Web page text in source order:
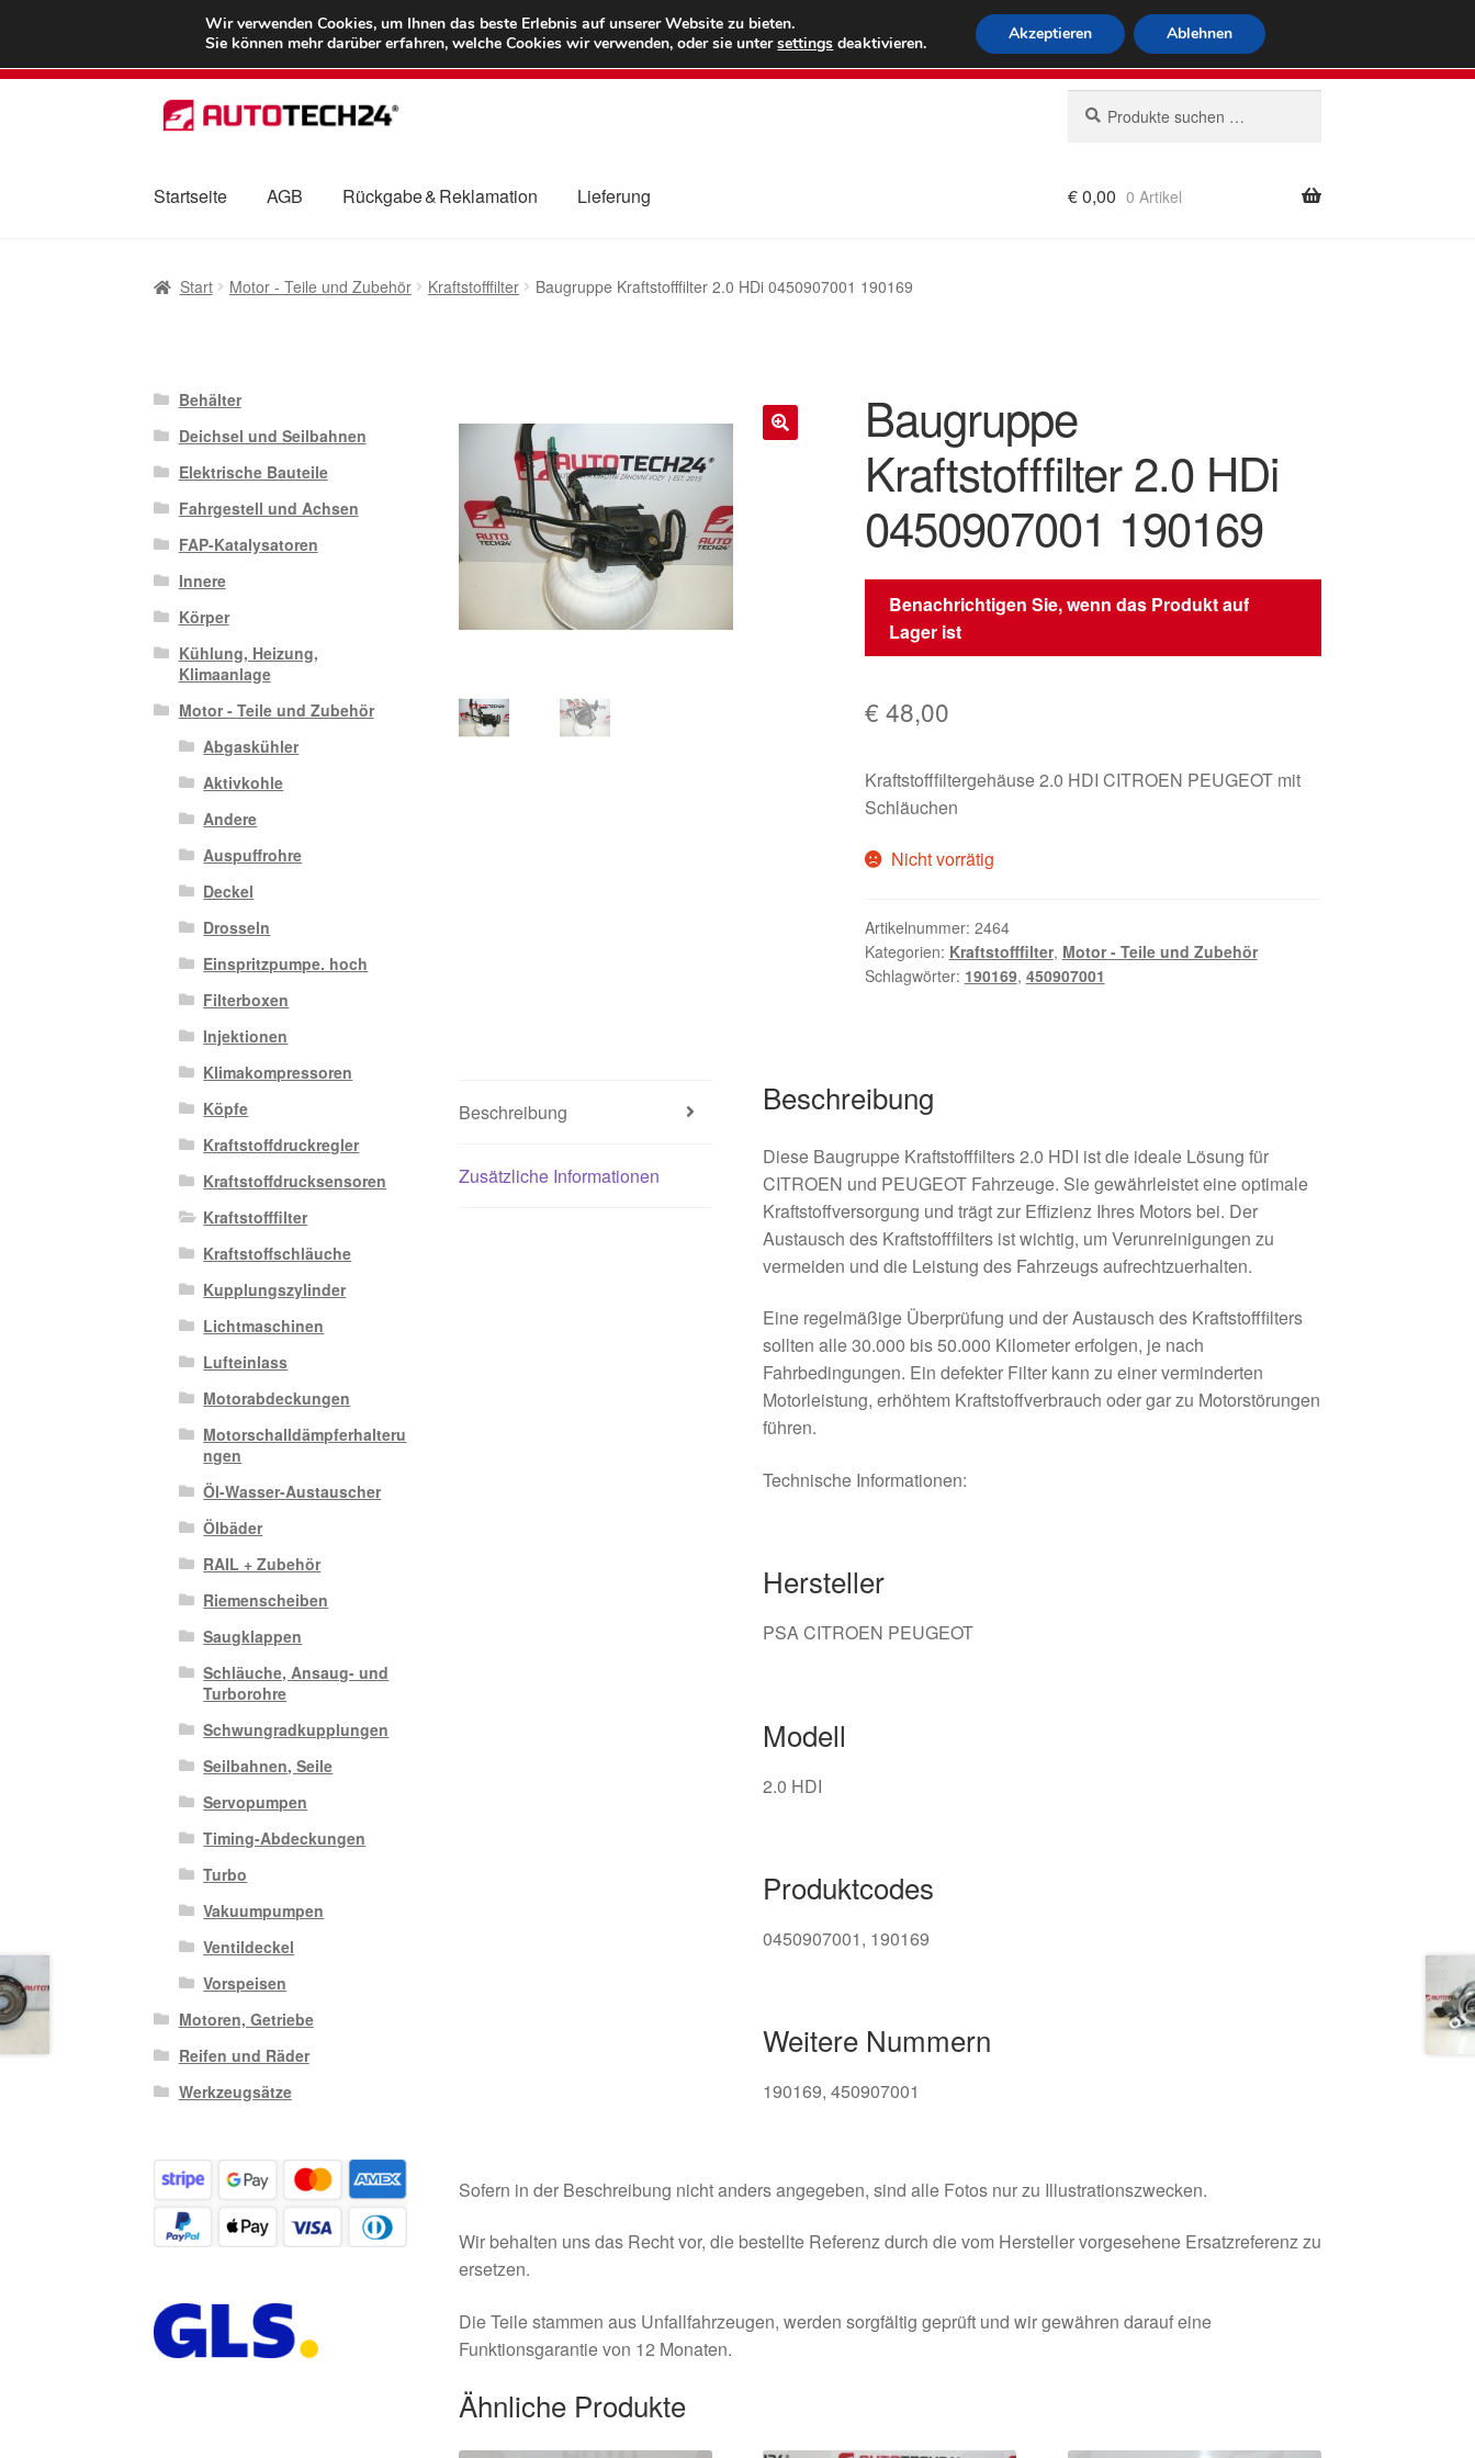
LIEFERUNG ab 6 EUR
Weltweiter Versand
(800) 500 564Mo-Fr 9-16 Uhr
Zur
Navigation
Zum
Inhalt
nach:
Startseite AGB Rückgabe & Reklamation Lieferung €0,00 0 Artikel
Start Motor - Teile und Zubehör Kraftstofffilter Baugruppe Kraftstofffilter 2.0 HDi 0450907001 190169
Baugruppe
Kraftstofffilter 2.0 HDi
0450907001 190169
Benachrichtigen Sie, wenn das Produkt auf
Lager ist
€ 48,00
Kraftstofffiltergehäuse 2.0 HDI CITROEN PEUGEOT mit
Schläuchen
Nicht vorrätig
Artikelnummer: 2464
Kategorien: Kraftstofffilter, Motor - Teile und Zubehör
Schlagwörter: 190169, 450907001
Beschreibung
Zusätzliche Informationen
Beschreibung
Diese Baugruppe Kraftstofffilters 2.0 HDI ist die ideale Lösung für
CITROEN und PEUGEOT Fahrzeuge. Sie gewährleistet eine optimale
Kraftstoffversorgung und trägt zur Effizienz Ihres Motors bei. Der
Austausch des Kraftstofffilters ist wichtig, um Verunreinigungen zu
vermeiden und die Leistung des Fahrzeugs aufrechtzuerhalten.
Eine regelmäßige Überprüfung und der Austausch des Kraftstofffilters
sollten alle 30.000 bis 50.000 Kilometer erfolgen, je nach
Fahrbedingungen. Ein defekter Filter kann zu einer verminderten
Motorleistung, erhöhtem Kraftstoffverbrauch oder gar zu Motorstörungen
führen.
Technische Informationen:
Hersteller
PSA CITROEN PEUGEOT
Modell
2.0 HDI
Produktcodes
0450907001, 190169
Weitere Nummern
190169, 450907001
Sofern in der Beschreibung nicht anders angegeben, sind alle Fotos nur zu Illustrationszwecken.
Wir behalten uns das Recht vor, die bestellte Referenz durch die vom Hersteller vorgesehene Ersatzreferenz zu
ersetzen.
Die Teile stammen aus Unfallfahrzeugen, werden sorgfältig geprüft und wir gewähren darauf eine
Funktionsgarantie von 12 Monaten.
Ähnliche Produkte
Behälter
Deichsel und Seilbahnen
Elektrische Bauteile
Fahrgestell und Achsen
FAP-Katalysatoren
Innere
Körper
Kühlung, Heizung,
Klimaanlage
Motor - Teile und Zubehör
Abgaskühler
Aktivkohle
Andere
Auspuffrohre
Deckel
Drosseln
Einspritzpumpe. hoch
Filterboxen
Injektionen
Klimakompressoren
Köpfe
Kraftstoffdruckregler
Kraftstoffdrucksensoren
Kraftstofffilter
Kraftstoffschläuche
Kupplungszylinder
Lichtmaschinen
Lufteinlass
Motorabdeckungen
Motorschalldämpferhalteru
ngen
Öl-Wasser-Austauscher
Ölbäder
RAIL + Zubehör
Riemenscheiben
Saugklappen
Schläuche, Ansaug- und
Turborohre
Schwungradkupplungen
Seilbahnen, Seile
Servopumpen
Timing-Abdeckungen
Turbo
Vakuumpumpen
Ventildeckel
Vorspeisen
Motoren, Getriebe
Reifen und Räder
Werkzeugsätze
Wir verwenden Cookies, um Ihnen das beste Erlebnis auf unserer Website zu bieten.
Sie können mehr darüber erfahren, welche Cookies wir verwenden, oder sie untersettings deaktivieren. Akzeptieren Ablehnen